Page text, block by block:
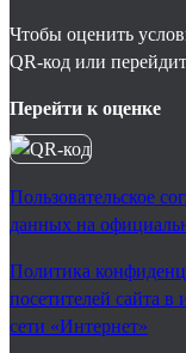
Чтобы оценить
QR-код или
Перейти к оценке
Пользовательское
данных на
Политика
посетителей сайта
сети «Интернет»